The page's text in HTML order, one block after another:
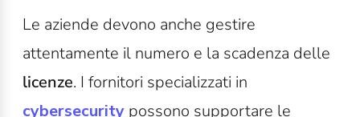
Le aziende devono anche gestire
attentamente il numero e la scadenza delle
licenze. I fornitori specializzati in
cybersecurity possono supportare le